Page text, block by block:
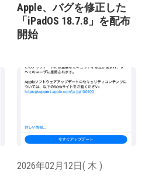
Apple、バグを修正した
「iPadOS 18.7.8」を配布
開始
2026年02月12日( 木 )